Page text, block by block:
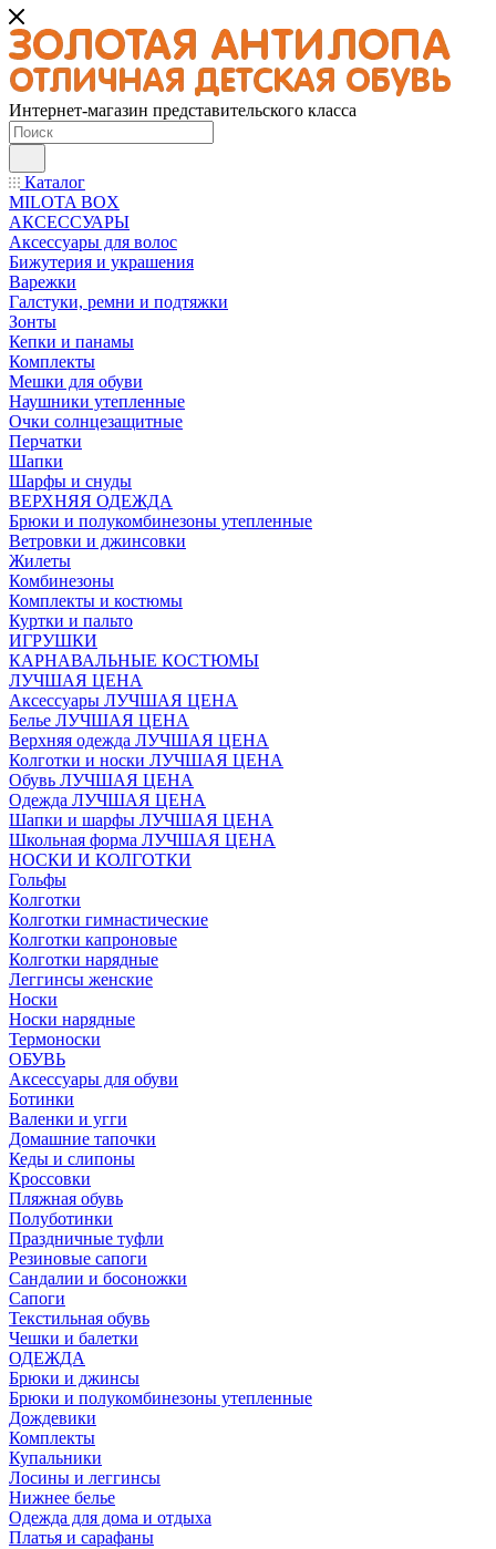
Интернет-магазин представительского класса
Каталог
MILOTA BOX
АКСЕССУАРЫ
Аксессуары для волос
Бижутерия и украшения
Варежки
Галстуки, ремни и подтяжки
Зонты
Кепки и панамы
Комплекты
Мешки для обуви
Наушники утепленные
Очки солнцезащитные
Перчатки
Шапки
Шарфы и снуды
ВЕРХНЯЯ ОДЕЖДА
Брюки и полукомбинезоны утепленные
Ветровки и джинсовки
Жилеты
Комбинезоны
Комплекты и костюмы
Куртки и пальто
ИГРУШКИ
КАРНАВАЛЬНЫЕ КОСТЮМЫ
ЛУЧШАЯ ЦЕНА
Аксессуары ЛУЧШАЯ ЦЕНА
Белье ЛУЧШАЯ ЦЕНА
Верхняя одежда ЛУЧШАЯ ЦЕНА
Колготки и носки ЛУЧШАЯ ЦЕНА
Обувь ЛУЧШАЯ ЦЕНА
Одежда ЛУЧШАЯ ЦЕНА
Шапки и шарфы ЛУЧШАЯ ЦЕНА
Школьная форма ЛУЧШАЯ ЦЕНА
НОСКИ И КОЛГОТКИ
Гольфы
Колготки
Колготки гимнастические
Колготки капроновые
Колготки нарядные
Леггинсы женские
Носки
Носки нарядные
Термоноски
ОБУВЬ
Аксессуары для обуви
Ботинки
Валенки и угги
Домашние тапочки
Кеды и слипоны
Кроссовки
Пляжная обувь
Полуботинки
Праздничные туфли
Резиновые сапоги
Сандалии и босоножки
Сапоги
Текстильная обувь
Чешки и балетки
ОДЕЖДА
Брюки и джинсы
Брюки и полукомбинезоны утепленные
Дождевики
Комплекты
Купальники
Лосины и леггинсы
Нижнее белье
Одежда для дома и отдыха
Платья и сарафаны